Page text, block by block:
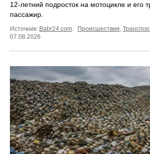
12‑летний подросток на мотоцикле и его
пассажир.
Источник: Babr24.com. Происшествия,
07.08.2026